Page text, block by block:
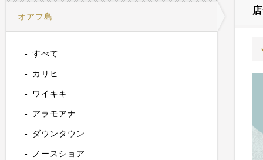
オアフ島
すべて
カリヒ
ワイキキ
アラモアナ
ダウンタウン
ノースショア